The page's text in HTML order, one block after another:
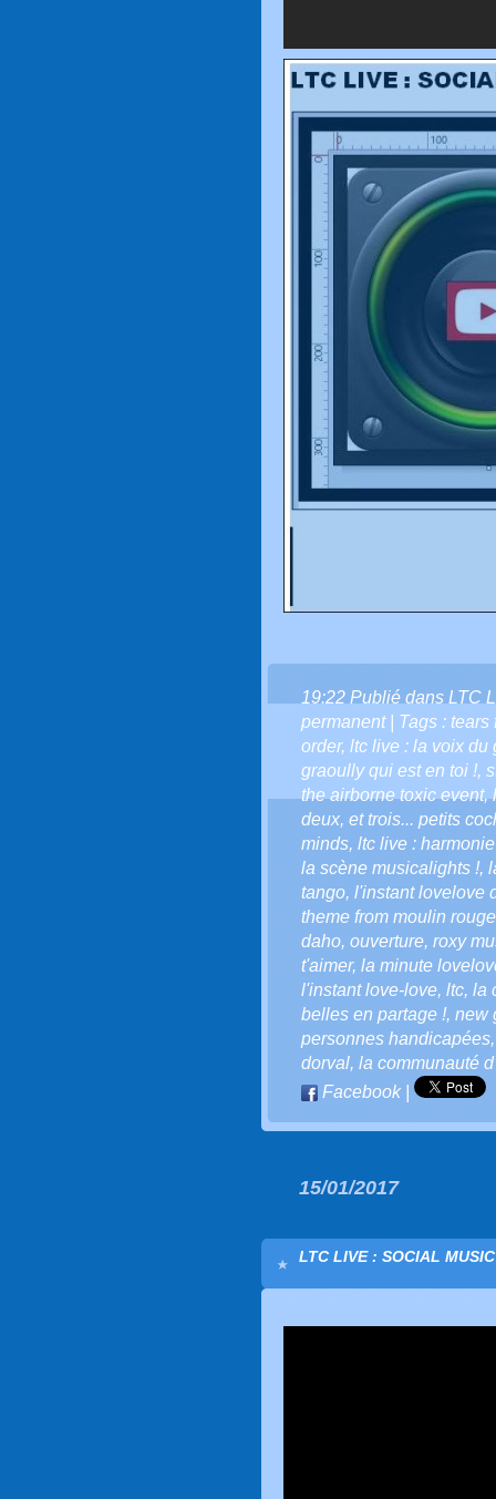
19:22 Publié dans LTC
permanent| Tags : tears
order, ltc live : la voix du
graoully qui est en toi !,
the airborne toxic event,
deux, et trois... petits
minds, ltc live :
la scène musicalights !,
tango, l'instant lovelove
theme from moulin rouge
daho, ouverture, roxy
t'aimer, la minute
l'instant love-love, ltc, la
belles en partage !, new
personnes handicapées
dorval, la communauté
Facebook|
15/01/2017
LTC LIVE : SOCIAL